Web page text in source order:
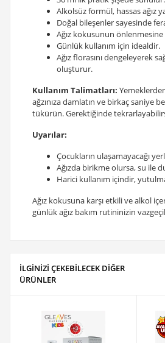
Alkolsüz formül, hassas ağız
Doğal bileşenler sayesinde
Ağız kokusunun önlenmesine
Günlük kullanım için idealdir.
Ağız florasını dengeleyerek
oluşturur.
Kullanım Talimatları:
ağzınıza damlatın ve birkaç saniye
tükürün. Gerektiğinde
Uyarılar:
Çocukların ulaşamayacağı
Ağızda birikme olursa, su ile
Harici kullanım içindir,
Ağız kokusuna karşı etkili ve alkol
günlük ağız bakım rutininizin
İLGİNİZİ ÇEKEBİLECEK DİĞER
ÜRÜNLER